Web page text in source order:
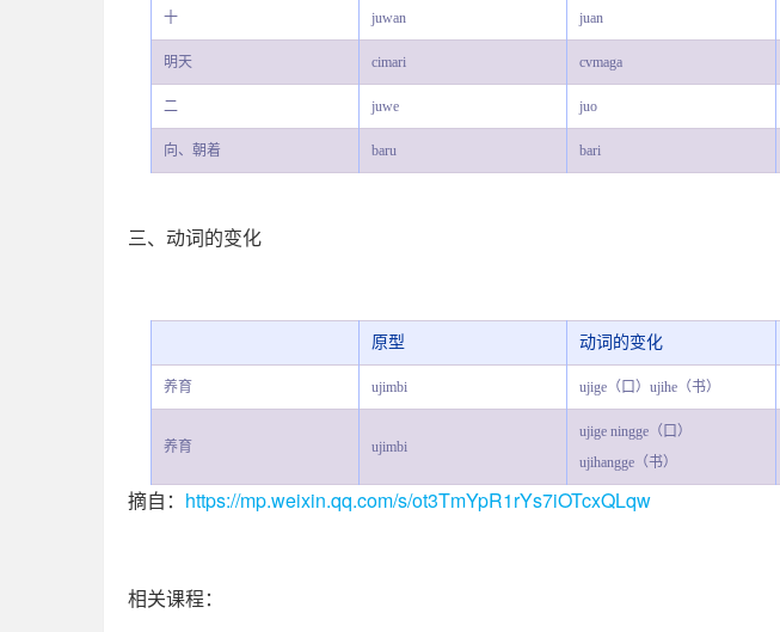
十 juwan juan
明天 cimari cvmaga
二 juwe juo
向、朝着 baru bari
三、动词的变化
原型 动词的变化
养育 ujimbi ujige（口）ujihe（书）
养育 ujimbi
ujige ningge（口）
ujihangge（书）
摘自： https://mp.weixin.qq.com/s/ot3TmYpR1rYs7iOTcxQLqw
相关课程：